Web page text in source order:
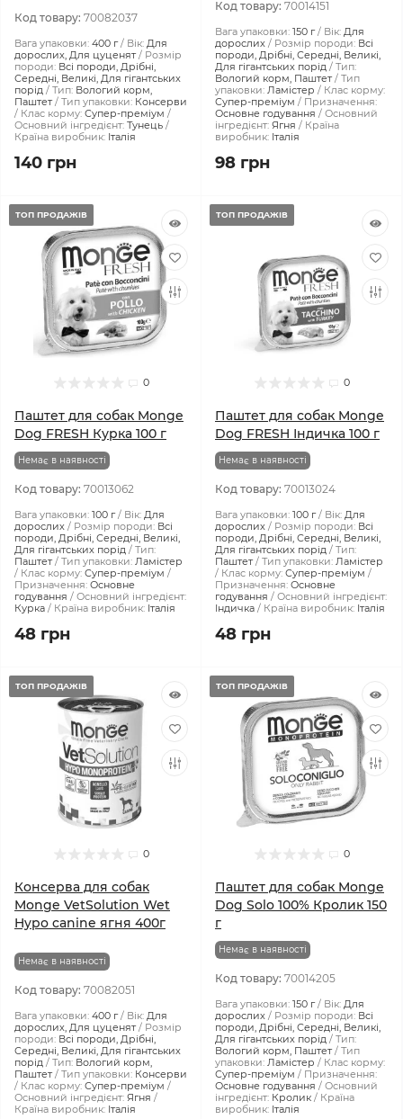
Код товару: 70082037
Вага упаковки: 400 г Вік: Для
дорослих, Для цуценят
Розмір
породи: Всі породи, Дрібні,
Середні, Великі, Для гігантських
порід
Тип: Вологий корм,
Паштет
Тип упаковки: Консерви
Клас корму: Супер-преміум
Основний інгредієнт: Тунець
Країна виробник: Італія
140 грн
Код товару: 70014151
Вага упаковки: 150 г Вік: Для
дорослих
Розмір породи: Всі
породи, Дрібні, Середні, Великі,
Для гігантських порід
Тип:
Вологий корм, Паштет
Тип
упаковки: Ламістер
Клас корму:
Супер-преміум
Призначення:
Основне годування
Основний
інгредієнт: Ягня
Країна
виробник: Італія
98 грн
ТОП ПРОДАЖІВ
0
Паштет для собак Monge
Dog FRESH Курка 100 г
Немає в наявності
Код товару: 70013062
Вага упаковки: 100 г Вік: Для
дорослих
Розмір породи: Всі
породи, Дрібні, Середні, Великі,
Для гігантських порід
Тип:
Паштет
Тип упаковки: Ламістер
Клас корму: Супер-преміум
Призначення: Основне
годування
Основний інгредієнт:
Курка
Країна виробник: Італія
48 грн
ТОП ПРОДАЖІВ
0
Паштет для собак Monge
Dog FRESH Індичка 100 г
Немає в наявності
Код товару: 70013024
Вага упаковки: 100 г Вік: Для
дорослих
Розмір породи: Всі
породи, Дрібні, Середні, Великі,
Для гігантських порід
Тип:
Паштет
Тип упаковки: Ламістер
Клас корму: Супер-преміум
Призначення: Основне
годування
Основний інгредієнт:
Індичка
Країна виробник: Італія
48 грн
ТОП ПРОДАЖІВ
0
Консерва для собак
Monge VetSolution Wet
Hypo canine ягня 400г
Немає в наявності
Код товару: 70082051
Вага упаковки: 400 г Вік: Для
дорослих, Для цуценят
Розмір
породи: Всі породи, Дрібні,
Середні, Великі, Для гігантських
порід
Тип: Вологий корм,
Паштет
Тип упаковки: Консерви
Клас корму: Супер-преміум
Основний інгредієнт: Ягня
Країна виробник: Італія
ТОП ПРОДАЖІВ
0
Паштет для собак Monge
Dog Solo 100% Кролик 150
г
Немає в наявності
Код товару: 70014205
Вага упаковки: 150 г Вік: Для
дорослих
Розмір породи: Всі
породи, Дрібні, Середні, Великі,
Для гігантських порід
Тип:
Вологий корм, Паштет
Тип
упаковки: Ламістер
Клас корму:
Супер-преміум
Призначення:
Основне годування
Основний
інгредієнт: Кролик
Країна
виробник: Італія